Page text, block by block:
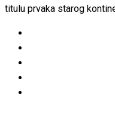
titulu prvaka starog